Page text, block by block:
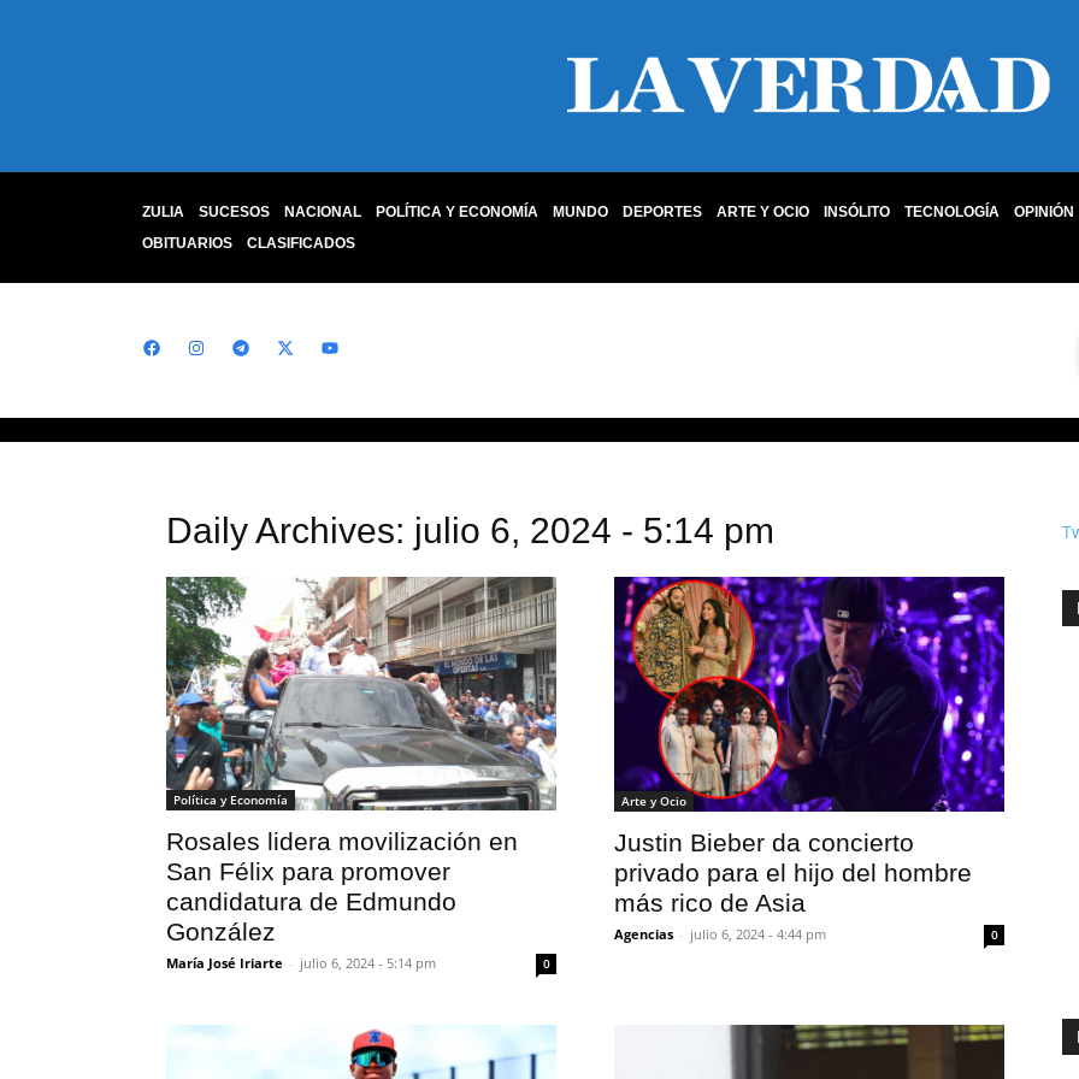
ZULIA SUCESOS NACIONAL POLÍTICA Y ECONOMÍA MUNDO DEPORTES ARTE Y OCIO INSÓLITO TECNOLOGÍA OPINIÓN
OBITUARIOS
CLASIFICADOS
Daily Archives: julio 6, 2024 - 5:14 pm
Política y Economía
Rosales lidera movilización en
San Félix para promover
candidatura de Edmundo
González
María José Iriarte - julio 6, 2024 - 5:14 pm 0
Arte y Ocio
Justin Bieber da concierto
privado para el hijo del hombre
más rico de Asia
Agencias - julio 6, 2024 - 4:44 pm 0